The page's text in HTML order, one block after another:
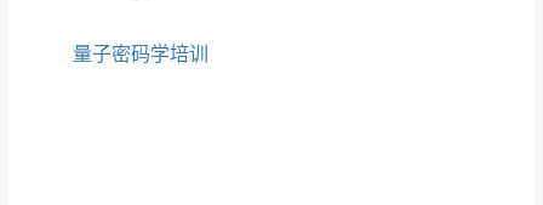
量子密码学培训